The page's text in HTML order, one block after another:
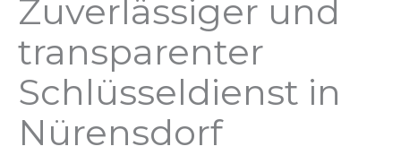
Zuverlässiger und
transparenter
Schlüsseldienst in
Nürensdorf